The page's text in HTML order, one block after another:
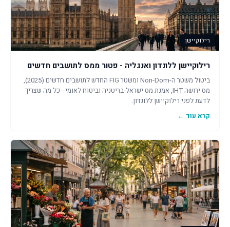
רילוקיישן
רילוקיישן ללונדון ואנגליה - פטור ממס לתושבים חדשים
ביטול משטר ה-Non-Dom ומשטר FIG החדש לתושבים חדשים (2025),
מס ירושה IHT, אמנת מס ישראל-בריטניה וביטוח לאומי - כל מה שצריך
לדעת לפני רילוקיישן ללונדון.
קרא עוד ←